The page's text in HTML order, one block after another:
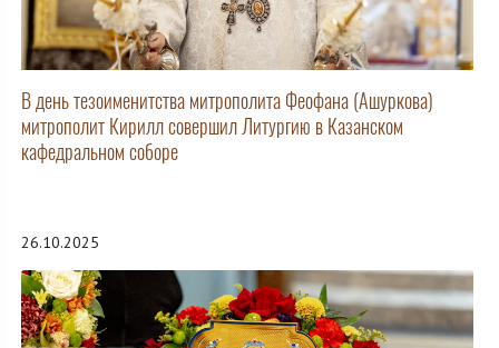
В день тезоименитства митрополита Феофана (Ашуркова)
митрополит Кирилл совершил Литургию в Казанском
кафедральном соборе
26.10.2025